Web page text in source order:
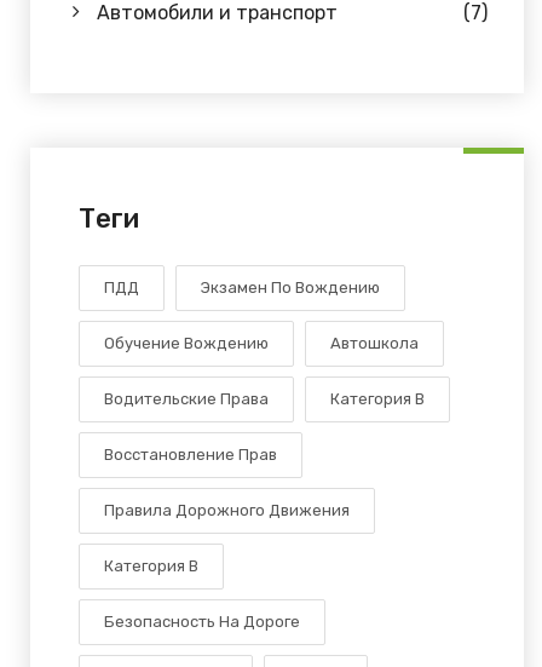
Автомобили и транспорт (7)
Теги
ПДД Экзамен По Вождению
Обучение Вождению Автошкола
Водительские Права Категория В
Восстановление Прав
Правила Дорожного Движения
Категория B
Безопасность На Дороге